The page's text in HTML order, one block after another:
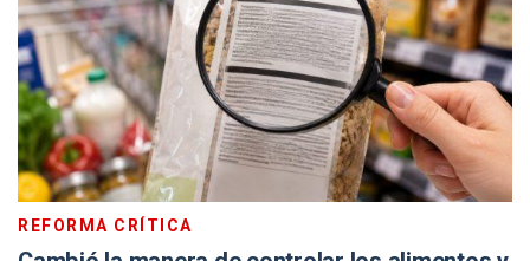
REFORMA CRÍTICA